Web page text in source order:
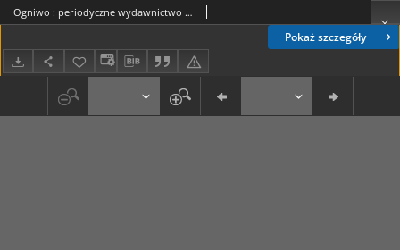
Pokaż szczegóły
Ogniwo : periodyczne wydawnictwo organizacyjne Diecezji Lubelskiej R. 5, Nr 3 (marzec 1937)